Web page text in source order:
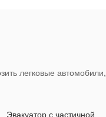
легковые автомобили,
Эвакуатор с частичной